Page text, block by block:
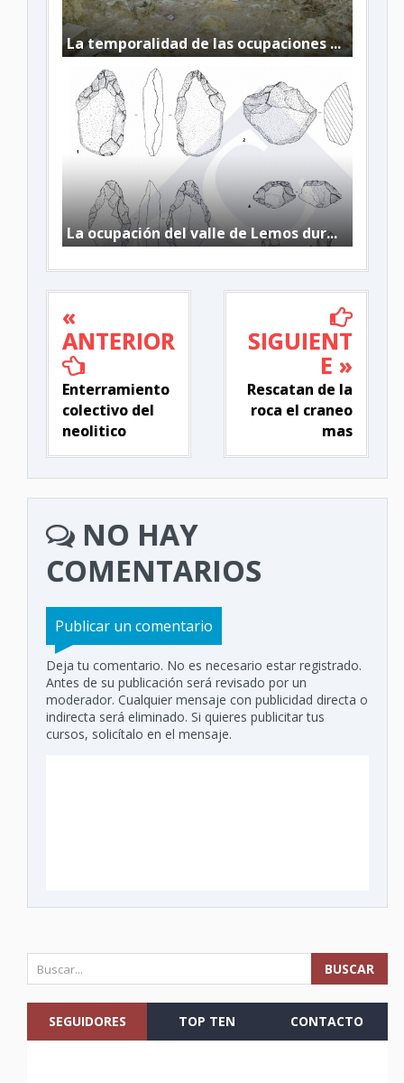
La temporalidad de las ocupaciones ...
La ocupación del valle de Lemos dur...
«
ANTERIOR
Enterramiento
colectivo del
neolitico
SIGUIENT
E »
Rescatan de la
roca el craneo
mas
NO HAY
COMENTARIOS
Publicar un comentario
Deja tu comentario. No es necesario estar registrado.
Antes de su publicación será revisado por un
moderador. Cualquier mensaje con publicidad directa o
indirecta será eliminado. Si quieres publicitar tus
cursos, solicítalo en el mensaje.
SEGUIDORES TOP TEN CONTACTO